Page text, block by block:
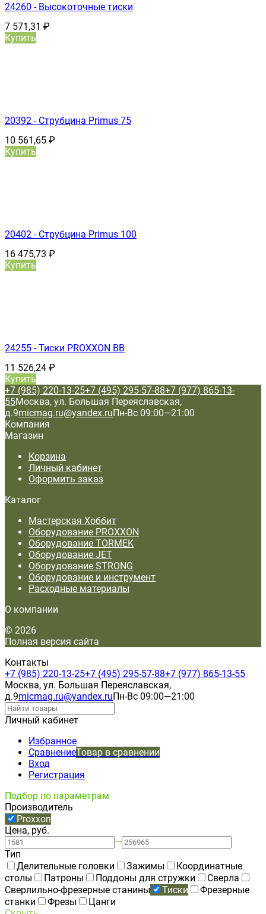
24260 - Высокоточные тиски
7 571,31 ₽
Купить
20392 - Струбцина Primus 75
10 561,65 ₽
Купить
20402 - Струбцина Primus 100
16 475,73 ₽
Купить
24255 - Тиски PROXXON ВВ
11 526,24 ₽
Купить
+7 (985) 220-13-25+7 (495) 295-57-88+7 (977) 865-13-
55Москва, ул. Большая Переяславская,
д.9micmag.ru@yandex.ruПн-Вс 09:00—21:00
Компания
Магазин
Корзина
Личный кабинет
Оформить заказ
Каталог
Мастерская Хоббит
Оборудование PROXXON
Оборудование TORMEK
Оборудование JET
Оборудование STRONG
Оборудование и инструмент
Расходные материалы
О компании
© 2026
Полная версия сайта
Контакты
+7 (985) 220-13-25+7 (495) 295-57-88+7 (977) 865-13-55
Москва, ул. Большая Переяславская,
д.9micmag.ru@yandex.ruПн-Вс 09:00—21:00
Личный кабинет
Избранное
СравнениеТовар в сравнении
Вход
Регистрация
Подбор по параметрам
Производитель
Proxxon
Цена, руб.
—
Тип
Делительные головки
Зажимы
Координатные
столы
Патроны Поддоны для стружки
Сверла
Сверлильно-фрезерные станины
Тиски
Фрезерные
станки
Фрезы
Цанги